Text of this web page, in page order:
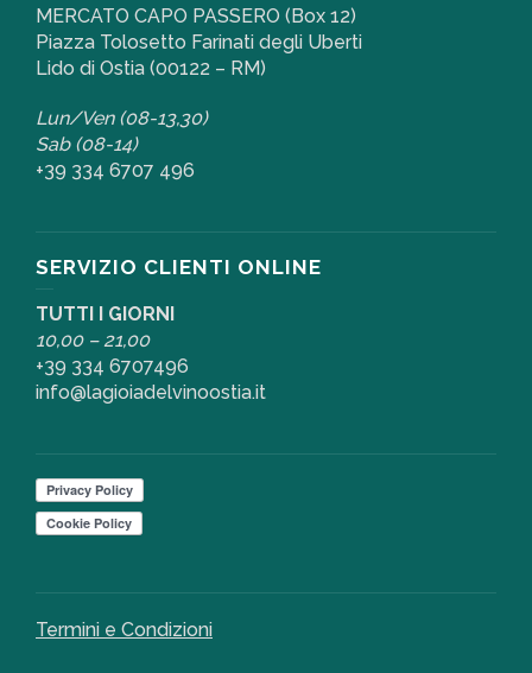
MERCATO CAPO PASSERO (Box 12)
Piazza Tolosetto Farinati degli Uberti
Lido di Ostia (00122 – RM)
Lun/Ven (08-13,30)
Sab (08-14)
+39 334 6707 496
SERVIZIO CLIENTI ONLINE
TUTTI I GIORNI
10,00 – 21,00
+39 334 6707496
info@lagioiadelvinoostia.it
Termini e Condizioni